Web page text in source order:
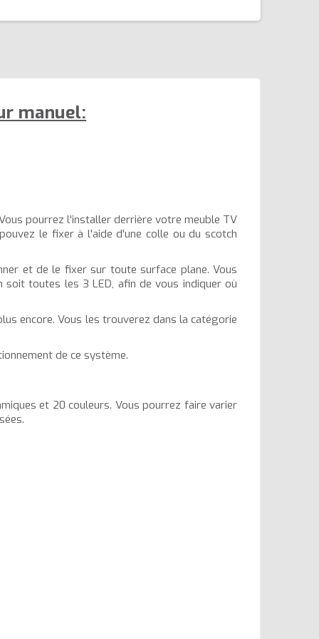
manuel:
pourrez l'installer derrière votre meuble TV
le fixer à l'aide d'une colle ou du scotch
et de le fixer sur toute surface plane. Vous
soit toutes les 3 LED, afin de vous indiquer où
encore. Vous les trouverez dans la catégorie
de ce système.
et 20 couleurs. Vous pourrez faire varier